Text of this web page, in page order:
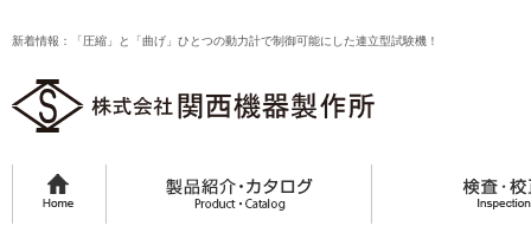
新着情報：「圧縮」と「曲げ」ひとつの動力計で制御可能にした連立型試験機！